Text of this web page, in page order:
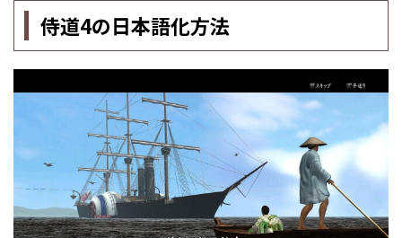
侍道4の日本語化方法